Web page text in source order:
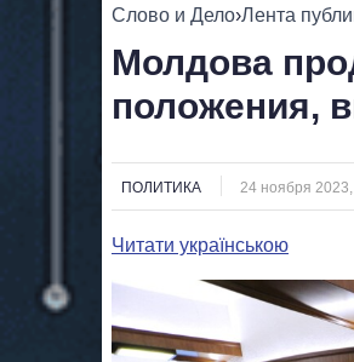
ВСЕ
Слово и Дело›Лента
Молдова
положения,
ПОЛИТИКА 24 ноября
Читати українською